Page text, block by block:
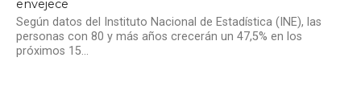
envejece
Según datos del Instituto Nacional de Estadística (INE), las
personas con 80 y más años crecerán un 47,5% en los
próximos 15...